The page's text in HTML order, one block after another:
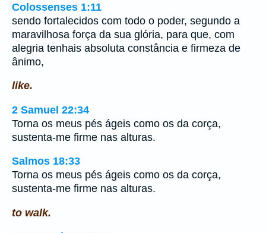
Colossenses 1:11
sendo fortalecidos com todo o poder, segundo a
maravilhosa força da sua glória, para que, com
alegria tenhais absoluta constância e firmeza de
ânimo,
like.
2 Samuel 22:34
Torna os meus pés ágeis como os da corça,
sustenta-me firme nas alturas.
Salmos 18:33
Torna os meus pés ágeis como os da corça,
sustenta-me firme nas alturas.
to walk.